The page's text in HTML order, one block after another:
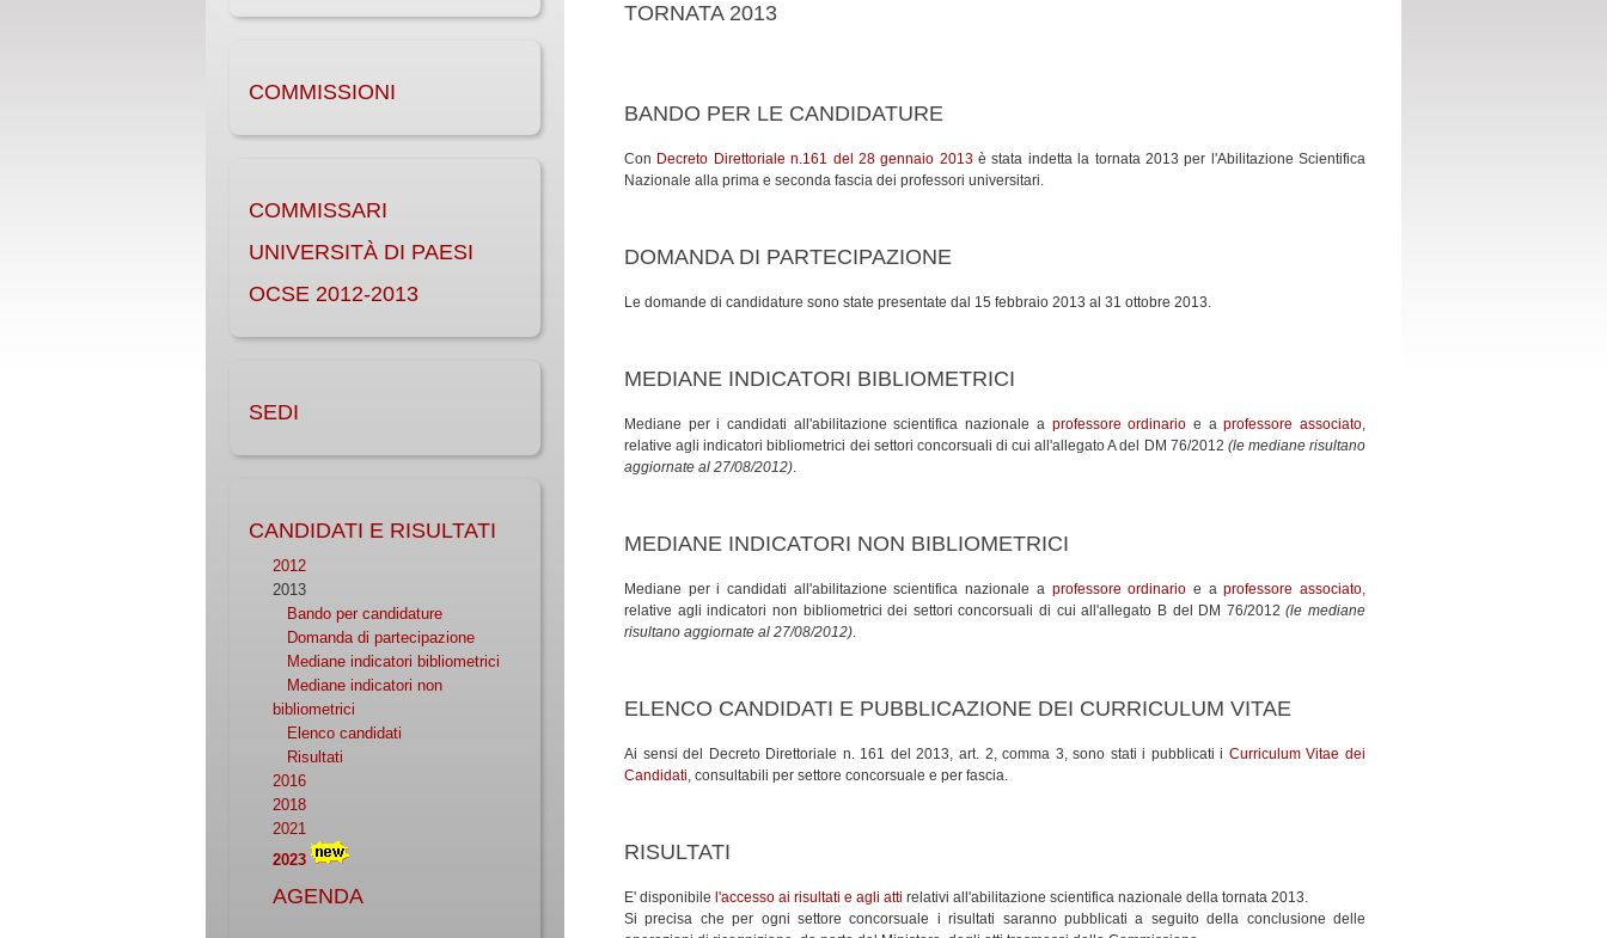
COMMISSIONI
COMMISSARI
UNIVERSITÀ DI PAESI
OCSE 2012-2013
SEDI
CANDIDATI E RISULTATI
2012
2013
Bando per candidature
Domanda di partecipazione
Mediane indicatori bibliometrici
Mediane indicatori non
bibliometrici
Elenco candidati
Risultati
2016
2018
2021
2023
AGENDA
TORNATA 2013
BANDO PER LE CANDIDATURE
Con Decreto Direttoriale n.161 del 28 gennaio 2013è stata indetta la tornata 2013 per l'Abilitazione Scientifica
Nazionale alla prima e seconda fascia dei professori universitari.
DOMANDA DI PARTECIPAZIONE
Le domande di candidature sono state presentate dal 15 febbraio 2013 al 31 ottobre 2013.
MEDIANE INDICATORI BIBLIOMETRICI
Mediane per i candidati all'abilitazione scientifica nazionale a professore ordinario e aprofessore associato,
relative agli indicatori bibliometrici dei settori concorsuali di cui all'allegato A del DM 76/2012 (le mediane risultano
aggiornate al 27/08/2012).
MEDIANE INDICATORI NON BIBLIOMETRICI
Mediane per i candidati all'abilitazione scientifica nazionale a professore ordinario e aprofessore associato,
relative agli indicatori non bibliometrici dei settori concorsuali di cui all'allegato B del DM 76/2012(le mediane
risultano aggiornate al 27/08/2012).
ELENCO CANDIDATI E PUBBLICAZIONE DEI CURRICULUM VITAE
Ai sensi del Decreto Direttoriale n. 161 del 2013, art. 2, comma 3, sono stati i pubblicati i Curriculum Vitae dei
Candidati, consultabili per settore concorsuale e per fascia.
RISULTATI
E' disponibile l'accesso ai risultati e agli atti relativi all'abilitazione scientifica nazionale della tornata 2013.
Si precisa che per ogni settore concorsuale i risultati saranno pubblicati a seguito della conclusione delle